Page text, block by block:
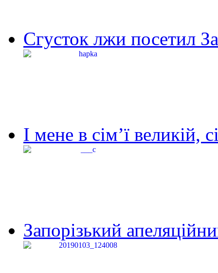
Сгусток лжи посетил
І мене в сім’ї великій,
Запорізький